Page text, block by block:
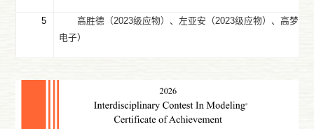
5 高胜德（2023级应物）、左亚安（2023级应物）、高梦佳
电子）